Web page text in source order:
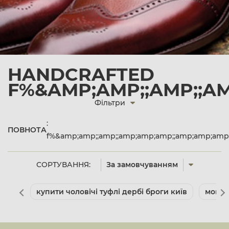
HANDCRAFTED
СОРТУВАННЯ: За замовчуванням
Фільтри
ПОВНОТА
:
купити чоловічі туфлі дербі броги київ